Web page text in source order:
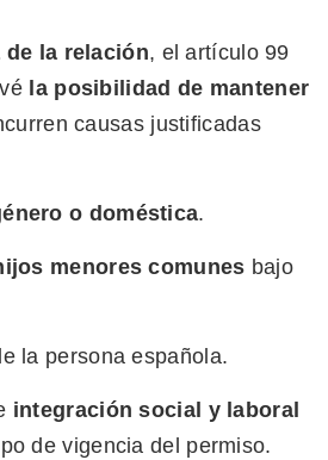
de la relación, el artículo 99
la posibilidad de mantener
causas justificadas
o doméstica.
menores comunes bajo
la persona española.
integración social y laboral
de vigencia del permiso.